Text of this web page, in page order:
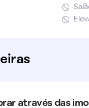
através das